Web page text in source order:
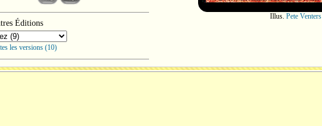
Éditions
les versions (10)
Illus. Pete Venters